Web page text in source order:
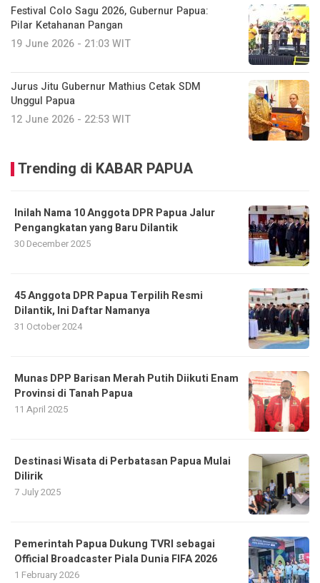
Festival Colo Sagu 2026, Gubernur Papua:
Pilar Ketahanan Pangan
19 June 2026 - 21:03 WIT
Jurus Jitu Gubernur Mathius Cetak SDM
Unggul Papua
12 June 2026 - 22:53 WIT
Trending di KABAR PAPUA
Inilah Nama 10 Anggota DPR Papua Jalur
Pengangkatan yang Baru Dilantik
30 December 2025
45 Anggota DPR Papua Terpilih Resmi
Dilantik, Ini Daftar Namanya
31 October 2024
Munas DPP Barisan Merah Putih Diikuti Enam
Provinsi di Tanah Papua
11 April 2025
Destinasi Wisata di Perbatasan Papua Mulai
Dilirik
7 July 2025
Pemerintah Papua Dukung TVRI sebagai
Official Broadcaster Piala Dunia FIFA 2026
1 February 2026